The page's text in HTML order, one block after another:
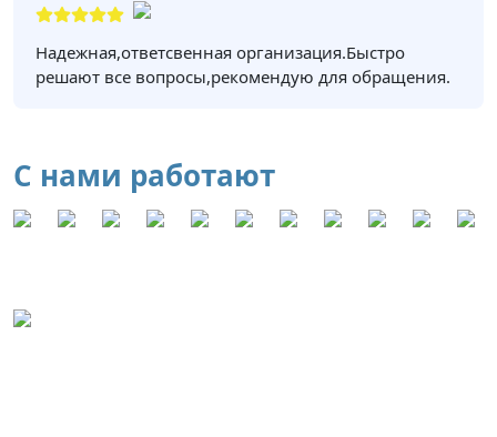
Надежная,ответсвенная организация.Быстро
решают все вопросы,рекомендую для обращения.
С нами работают